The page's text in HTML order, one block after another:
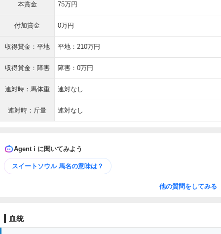
本賞金 75万円
付加賞金 0万円
収得賞金：平地 平地：210万円
収得賞金：障害 障害：0万円
連対時：馬体重 連対なし
連対時：斤量 連対なし
Agent i に聞いてみよう
スイートソウル 馬名の意味は？
他の質問をしてみる
血統